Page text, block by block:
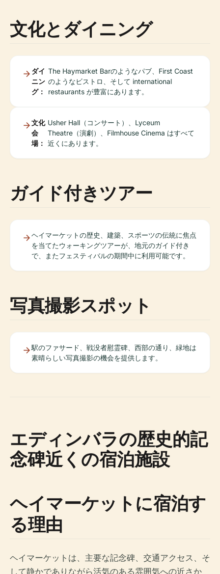
文化とダイニング
ダイ
ニン
グ：
The Haymarket Barのようなパブ、First Coast
のようなビストロ、そして international
restaurants が豊富にあります。
文化
会
場：
Usher Hall（コンサート）、Lyceum
Theatre（演劇）、Filmhouse Cinema はすべて
近くにあります。
ガイド付きツアー
ヘイマーケットの歴史、建築、スポーツの伝統に焦点
を当てたウォーキングツアーが、地元のガイド付き
で、またフェスティバルの期間中に利用可能です。
写真撮影スポット
駅のファサード、戦没者慰霊碑、西部の通り、緑地は
素晴らしい写真撮影の機会を提供します。
エディンバラの歴史的記
念碑近くの宿泊施設
ヘイマーケットに宿泊す
る理由
ヘイマーケットは、主要な記念碑、交通アクセス、そ
して静かでありながら活気のある雰囲気への近さか